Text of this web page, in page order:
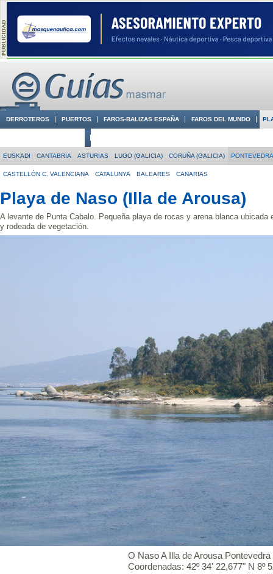
DERROTEROS PUERTOS FAROS-BALIZAS ESPAÑA FAROS DEL MUNDO
EUSKADI CANTABRIA ASTURIAS LUGO (GALICIA) CORUÑA (GALICIA)
CASTELLÓN C. VALENCIANA CATALUNYA BALEARES CANARIAS
Playa de Naso (Illa de Arousa)
A levante de Punta Cabalo. Pequeña playa de rocas y arena blanca ubicada
y rodeada de vegetación.
O Naso A Illa de Arousa Pontevedra
Coordenadas: 42º 34' 22,677" N 8º